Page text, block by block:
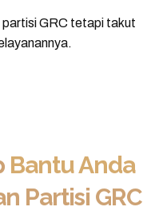
partisi GRC tetapi takut
Bantu Anda
Partisi GRC